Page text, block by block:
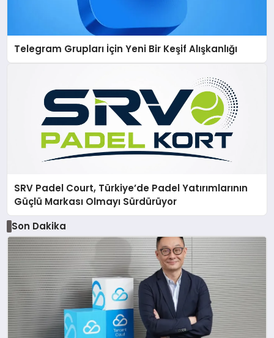
Telegram Grupları İçin Yeni Bir Keşif Alışkanlığı
SRV Padel Court, Türkiye’de Padel Yatırımlarının
Güçlü Markası Olmayı Sürdürüyor
Son Dakika